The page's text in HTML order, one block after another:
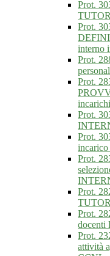
Prot.
TUTOR
Prot.
interno
Prot.
Prot.
Prot.
Prot.
Prot.
Prot.
Prot.
docenti
Prot.
attività